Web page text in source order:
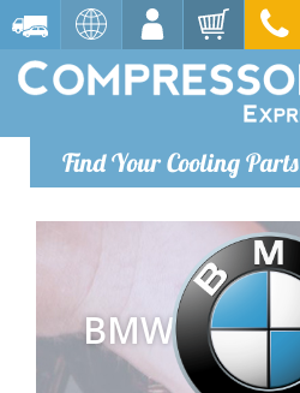
Find Your Cooling Parts
BMW